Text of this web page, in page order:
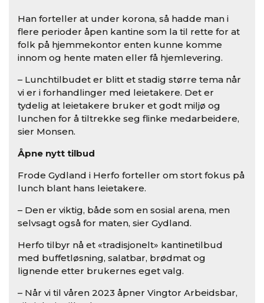
Han forteller at under korona, så hadde man i
flere perioder åpen kantine som la til rette for at
folk på hjemmekontor enten kunne komme
innom og hente maten eller få hjemlevering.
– Lunchtilbudet er blitt et stadig større tema når
vi er i forhandlinger med leietakere. Det er
tydelig at leietakere bruker et godt miljø og
lunchen for å tiltrekke seg flinke medarbeidere,
sier Monsen.
Åpne nytt tilbud
Frode Gydland i Herfo forteller om stort fokus på
lunch blant hans leietakere.
– Den er viktig, både som en sosial arena, men
selvsagt også for maten, sier Gydland.
Herfo tilbyr nå et «tradisjonelt» kantinetilbud
med buffetløsning, salatbar, brødmat og
lignende etter brukernes eget valg.
– Når vi til våren 2023 åpner Vingtor Arbeidsbar,